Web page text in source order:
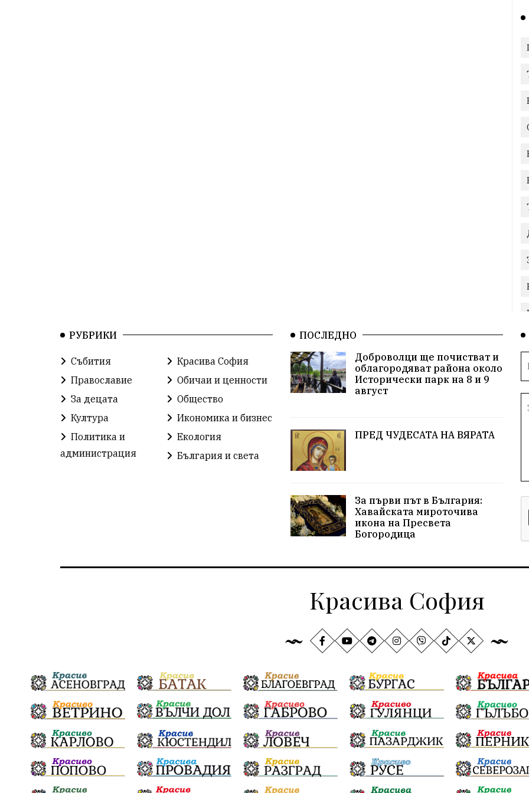
РУБРИКИ
Събития
Красива София
Православие
Обичаи и ценности
За децата
Общество
Култура
Икономика и бизнес
Политика и
администрация
Екология
България и света
ПОСЛЕДНО
Доброволци ще почистват и
облагородяват района около
Исторически парк на 8 и 9
август
ПРЕД ЧУДЕСАТА НА ВЯРАТА
За първи път в България:
Хавайската мироточива
икона на Пресвета
Богородица
Красива София